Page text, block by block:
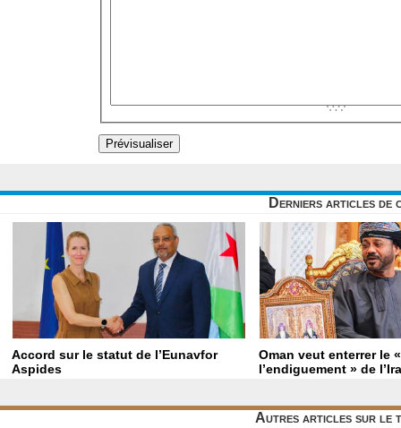
Derniers articles de
Accord sur le statut de l’Eunavfor
Aspides
Oman veut enterrer le
l’endiguement » de
Autres articles sur le